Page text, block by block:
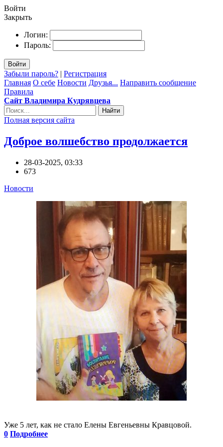
Войти
Закрыть
Логин:
Пароль:
Войти
Забыли пароль? | Регистрация
Главная О себе Новости Друзья... Направить сообщение
Правила
Сайт Владимира Кудрявцева
Найти
Полная версия сайта
Доброе волшебство продолжается
28-03-2025, 03:33
673
Новости
Уже 5 лет, как не стало Елены Евгеньевны Кравцовой.
0 Подробнее